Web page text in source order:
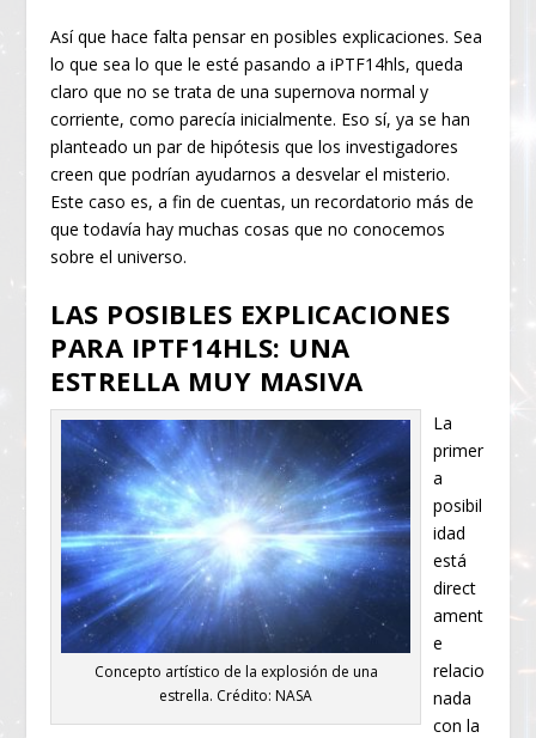
Así que hace falta pensar en posibles explicaciones. Sea
lo que sea lo que le esté pasando a iPTF14hls, queda
claro que no se trata de una supernova normal y
corriente, como parecía inicialmente. Eso sí, ya se han
planteado un par de hipótesis que los investigadores
creen que podrían ayudarnos a desvelar el misterio.
Este caso es, a fin de cuentas, un recordatorio más de
que todavía hay muchas cosas que no conocemos
sobre el universo.
LAS POSIBLES EXPLICACIONES
PARA IPTF14HLS: UNA
ESTRELLA MUY MASIVA
Concepto artístico de la explosión de una
estrella. Crédito: NASA
La
primer
a
posibil
idad
está
direct
ament
e
relacio
nada
con la